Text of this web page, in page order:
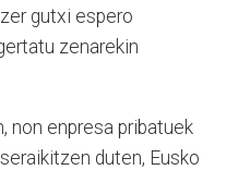
gutxi espero
zenarekin
non enpresa pribatuek
duten, Eusko